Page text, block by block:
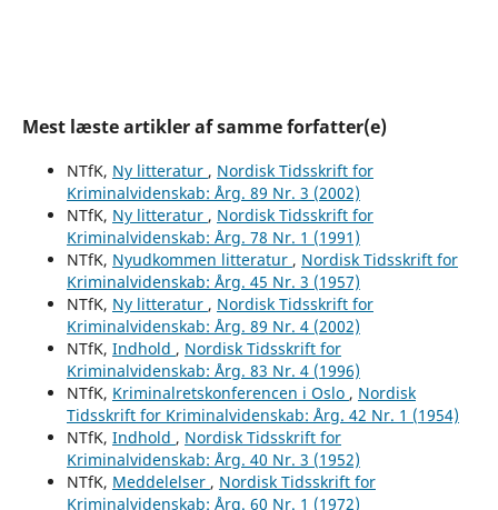
Mest læste artikler af samme forfatter(e)
NTfK, Ny litteratur , Nordisk Tidsskrift for
Kriminalvidenskab: Årg. 89 Nr. 3 (2002)
NTfK, Ny litteratur , Nordisk Tidsskrift for
Kriminalvidenskab: Årg. 78 Nr. 1 (1991)
NTfK, Nyudkommen litteratur , Nordisk Tidsskrift for
Kriminalvidenskab: Årg. 45 Nr. 3 (1957)
NTfK, Ny litteratur , Nordisk Tidsskrift for
Kriminalvidenskab: Årg. 89 Nr. 4 (2002)
NTfK, Indhold , Nordisk Tidsskrift for
Kriminalvidenskab: Årg. 83 Nr. 4 (1996)
NTfK, Kriminalretskonferencen i Oslo , Nordisk
Tidsskrift for Kriminalvidenskab: Årg. 42 Nr. 1 (1954)
NTfK, Indhold , Nordisk Tidsskrift for
Kriminalvidenskab: Årg. 40 Nr. 3 (1952)
NTfK, Meddelelser , Nordisk Tidsskrift for
Kriminalvidenskab: Årg. 60 Nr. 1 (1972)